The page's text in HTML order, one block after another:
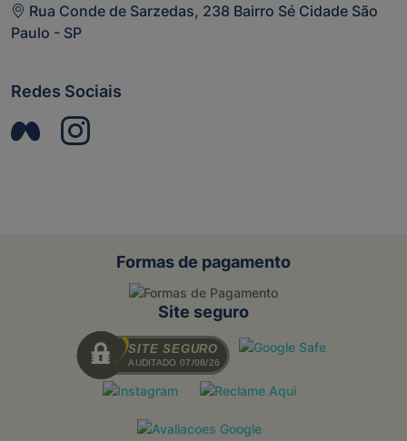
Rua Conde de Sarzedas, 238 Bairro Sé Cidade São
Paulo - SP
Redes Sociais
Formas de pagamento
Site seguro
SITE SEGURO
AUDITADO 07/08/26